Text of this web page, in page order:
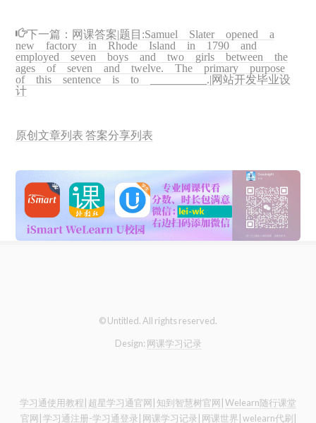
下一篇： 网课答案|题目:Samuel Slater opened a
new factory in Rhode Island in 1790 and
employed seven boys and two girls between the
ages of seven and twelve. The primary purpose
of this sentence is to __________.|网站开发毕业设
计
原创文章列表 答案分享列表
© Untitled. All rights reserved.
Design: 网课学习记录
学习通使用教程| 超星学习通官网| 知到智慧树官网| Welearn随行课堂
官网| 学习通注册-学习通登录| 网课学习记录| 网课世界| welearn代刷|